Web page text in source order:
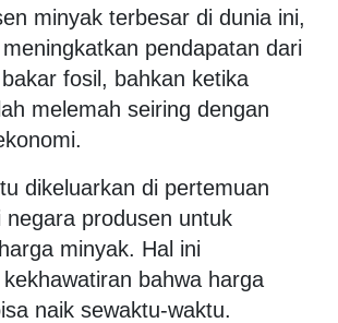
minyak terbesar di dunia ini,
pendapatan dari
fosil, bahkan ketika
melemah seiring dengan
dikeluarkan di pertemuan
negara produsen untuk
minyak. Hal ini
bahwa harga
naik sewaktu-waktu.